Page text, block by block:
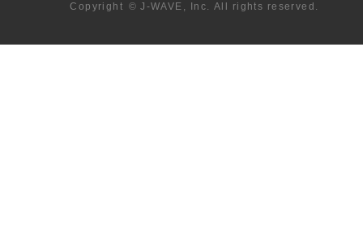
Copyright © J-WAVE, Inc. All rights reserved.